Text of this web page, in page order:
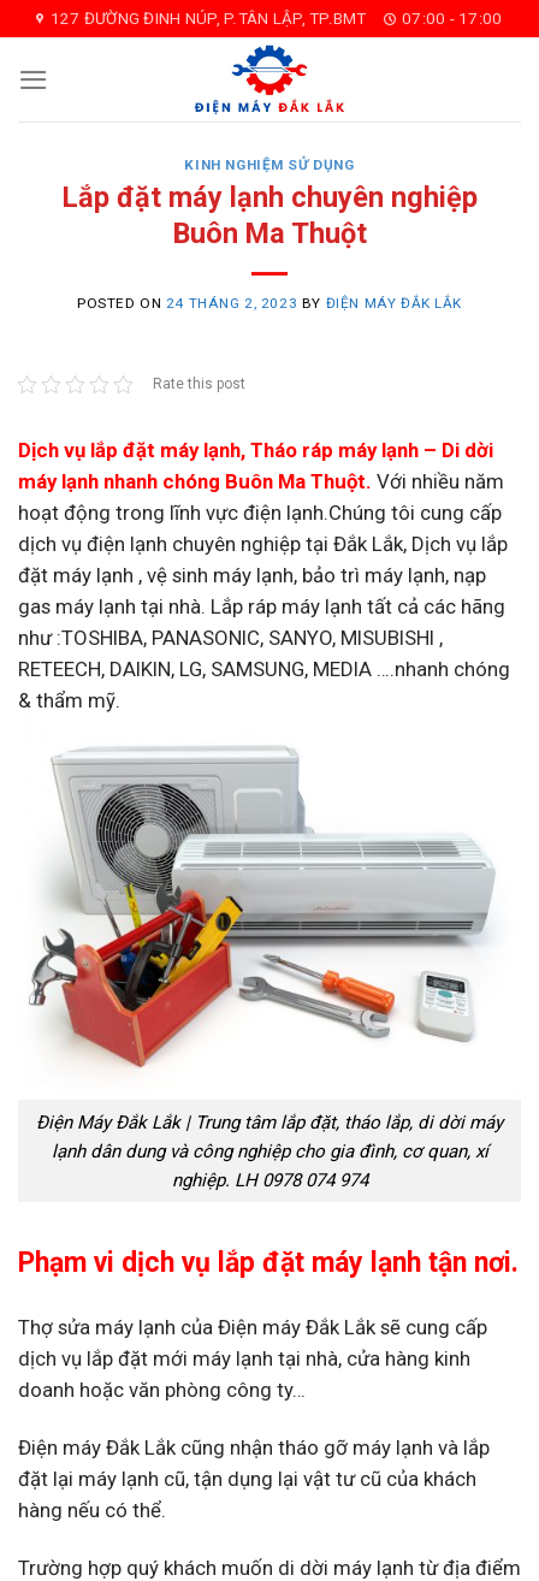
content
127 ĐƯỜNG ĐINH NÚP, P.TÂN LẬP, TP.BMT 07:00 - 17:00
KINH NGHIỆM SỬ DỤNG
Lắp đặt máy lạnh chuyên nghiệp
Buôn Ma Thuột
POSTED ON 24 THÁNG 2, 2023 BY ĐIỆN MÁY ĐẮK LẮK
Rate this post
Dịch vụ lắp đặt máy lạnh, Tháo ráp máy lạnh – Di dời
máy lạnh nhanh chóng Buôn Ma Thuột. Với nhiều năm
hoạt động trong lĩnh vực điện lạnh.Chúng tôi cung cấp
dịch vụ điện lạnh chuyên nghiệp tại Đắk Lắk, Dịch vụ lắp
đặt máy lạnh , vệ sinh máy lạnh, bảo trì máy lạnh, nạp
gas máy lạnh tại nhà. Lắp ráp máy lạnh tất cả các hãng
như :TOSHIBA, PANASONIC, SANYO, MISUBISHI ,
RETEECH, DAIKIN, LG, SAMSUNG, MEDIA ….nhanh chóng
& thẩm mỹ.
Điện Máy Đắk Lắk | Trung tâm lắp đặt, tháo lắp, di dời máy
lạnh dân dung và công nghiệp cho gia đình, cơ quan, xí
nghiệp. LH 0978 074 974
Phạm vi dịch vụ lắp đặt máy lạnh tận nơi.
Thợ sửa máy lạnh của Điện máy Đắk Lắk sẽ cung cấp
dịch vụ lắp đặt mới máy lạnh tại nhà, cửa hàng kinh
doanh hoặc văn phòng công ty…
Điện máy Đắk Lắk cũng nhận tháo gỡ máy lạnh và lắp
đặt lại máy lạnh cũ, tận dụng lại vật tư cũ của khách
hàng nếu có thể.
Trường hợp quý khách muốn di dời máy lạnh từ địa điểm